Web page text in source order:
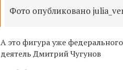
Фото опубликовано
А это фигура уже
деятель Дмитрий Чугунов